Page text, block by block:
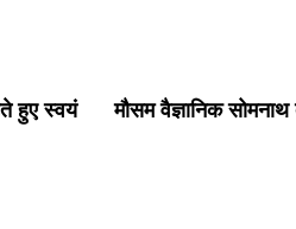
हुए स्वयं
मौसम वैज्ञानिक